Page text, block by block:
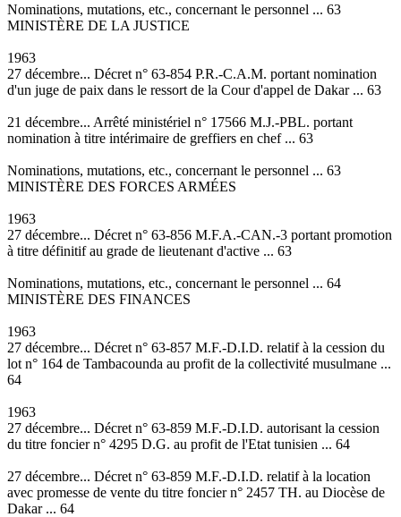
Nominations, mutations, etc., concernant le personnel ... 63
MINISTÈRE DE LA JUSTICE
1963
27 décembre... Décret n° 63-854 P.R.-C.A.M. portant nomination
d'un juge de paix dans le ressort de la Cour d'appel de Dakar ... 63
21 décembre... Arrêté ministériel n° 17566 M.J.-PBL. portant
nomination à titre intérimaire de greffiers en chef ... 63
Nominations, mutations, etc., concernant le personnel ... 63
MINISTÈRE DES FORCES ARMÉES
1963
27 décembre... Décret n° 63-856 M.F.A.-CAN.-3 portant promotion
à titre définitif au grade de lieutenant d'active ... 63
Nominations, mutations, etc., concernant le personnel ... 64
MINISTÈRE DES FINANCES
1963
27 décembre... Décret n° 63-857 M.F.-D.I.D. relatif à la cession du
lot n° 164 de Tambacounda au profit de la collectivité musulmane ...
64
1963
27 décembre... Décret n° 63-859 M.F.-D.I.D. autorisant la cession
du titre foncier n° 4295 D.G. au profit de l'Etat tunisien ... 64
27 décembre... Décret n° 63-859 M.F.-D.I.D. relatif à la location
avec promesse de vente du titre foncier n° 2457 TH. au Diocèse de
Dakar ... 64